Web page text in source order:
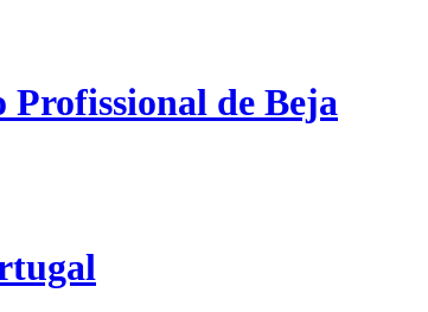
de Beja